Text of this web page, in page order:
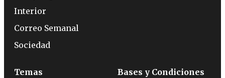
Interior
Correo Semanal
Sociedad
Temas
Bases y Condiciones